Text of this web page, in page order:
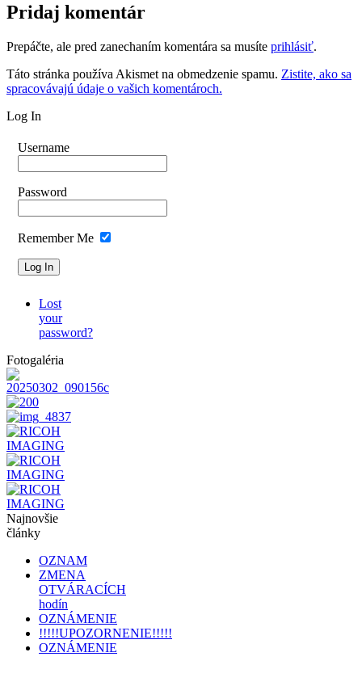
Pridaj komentár
Prepáčte, ale pred zanechaním komentára sa musíte prihlásiť.
Táto stránka používa Akismet na obmedzenie spamu. Zistite, ako sa
spracovávajú údaje o vašich komentároch.
Log In
Username
Password
Remember Me
Lost
your
password?
Fotogaléria
Najnovšie
články
OZNAM
ZMENA
OTVÁRACÍCH
hodín
OZNÁMENIE
!!!!!UPOZORNENIE!!!!!
OZNÁMENIE